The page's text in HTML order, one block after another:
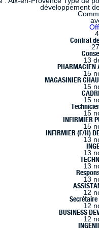
développement
Contrat
13
PHARMACIEN
15
MAGASINIER
15
15
15
INFIRMIER
15
INFIRMIER (F/H)
13
13
13
13
12
12
BUSINESS
12